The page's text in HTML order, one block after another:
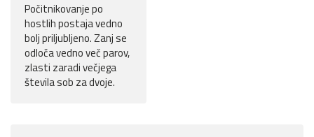
Počitnikovanje po
hostlih postaja vedno
bolj priljubljeno. Zanj se
odloča vedno več parov,
zlasti zaradi večjega
števila sob za dvoje.